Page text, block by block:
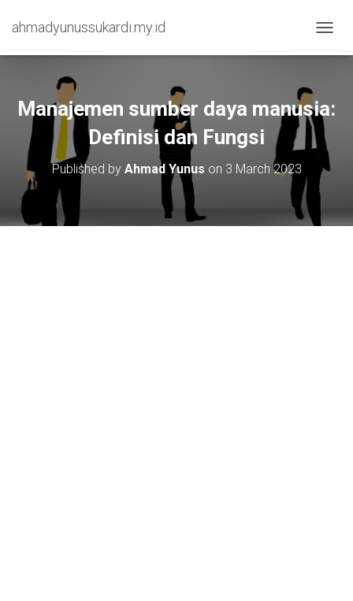
ahmadyunussukardi.my.id
Manajemen sumber daya manusia:
Definisi dan Fungsi
Published by Ahmad Yunus on 3 March 2023